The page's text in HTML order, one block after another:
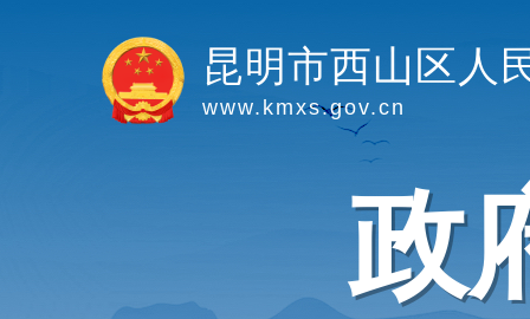
昆明市西山区人
www.kmxs.gov.cn
政